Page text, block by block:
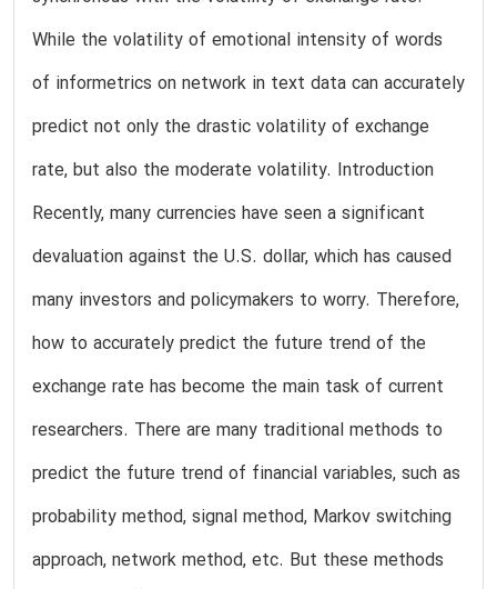
While the volatility of emotional intensity of words
of informetrics on network in text data can accurately
predict not only the drastic volatility of exchange
rate, but also the moderate volatility. Introduction
Recently, many currencies have seen a significant
devaluation against the U.S. dollar, which has caused
many investors and policymakers to worry. Therefore,
how to accurately predict the future trend of the
exchange rate has become the main task of current
researchers. There are many traditional methods to
predict the future trend of financial variables, such as
probability method, signal method, Markov switching
approach, network method, etc. But these methods